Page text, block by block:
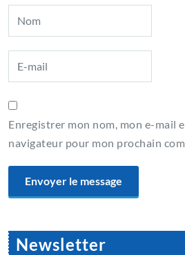
Enregistrer mon nom, mon e-mail
navigateur pour mon prochain
Newsletter